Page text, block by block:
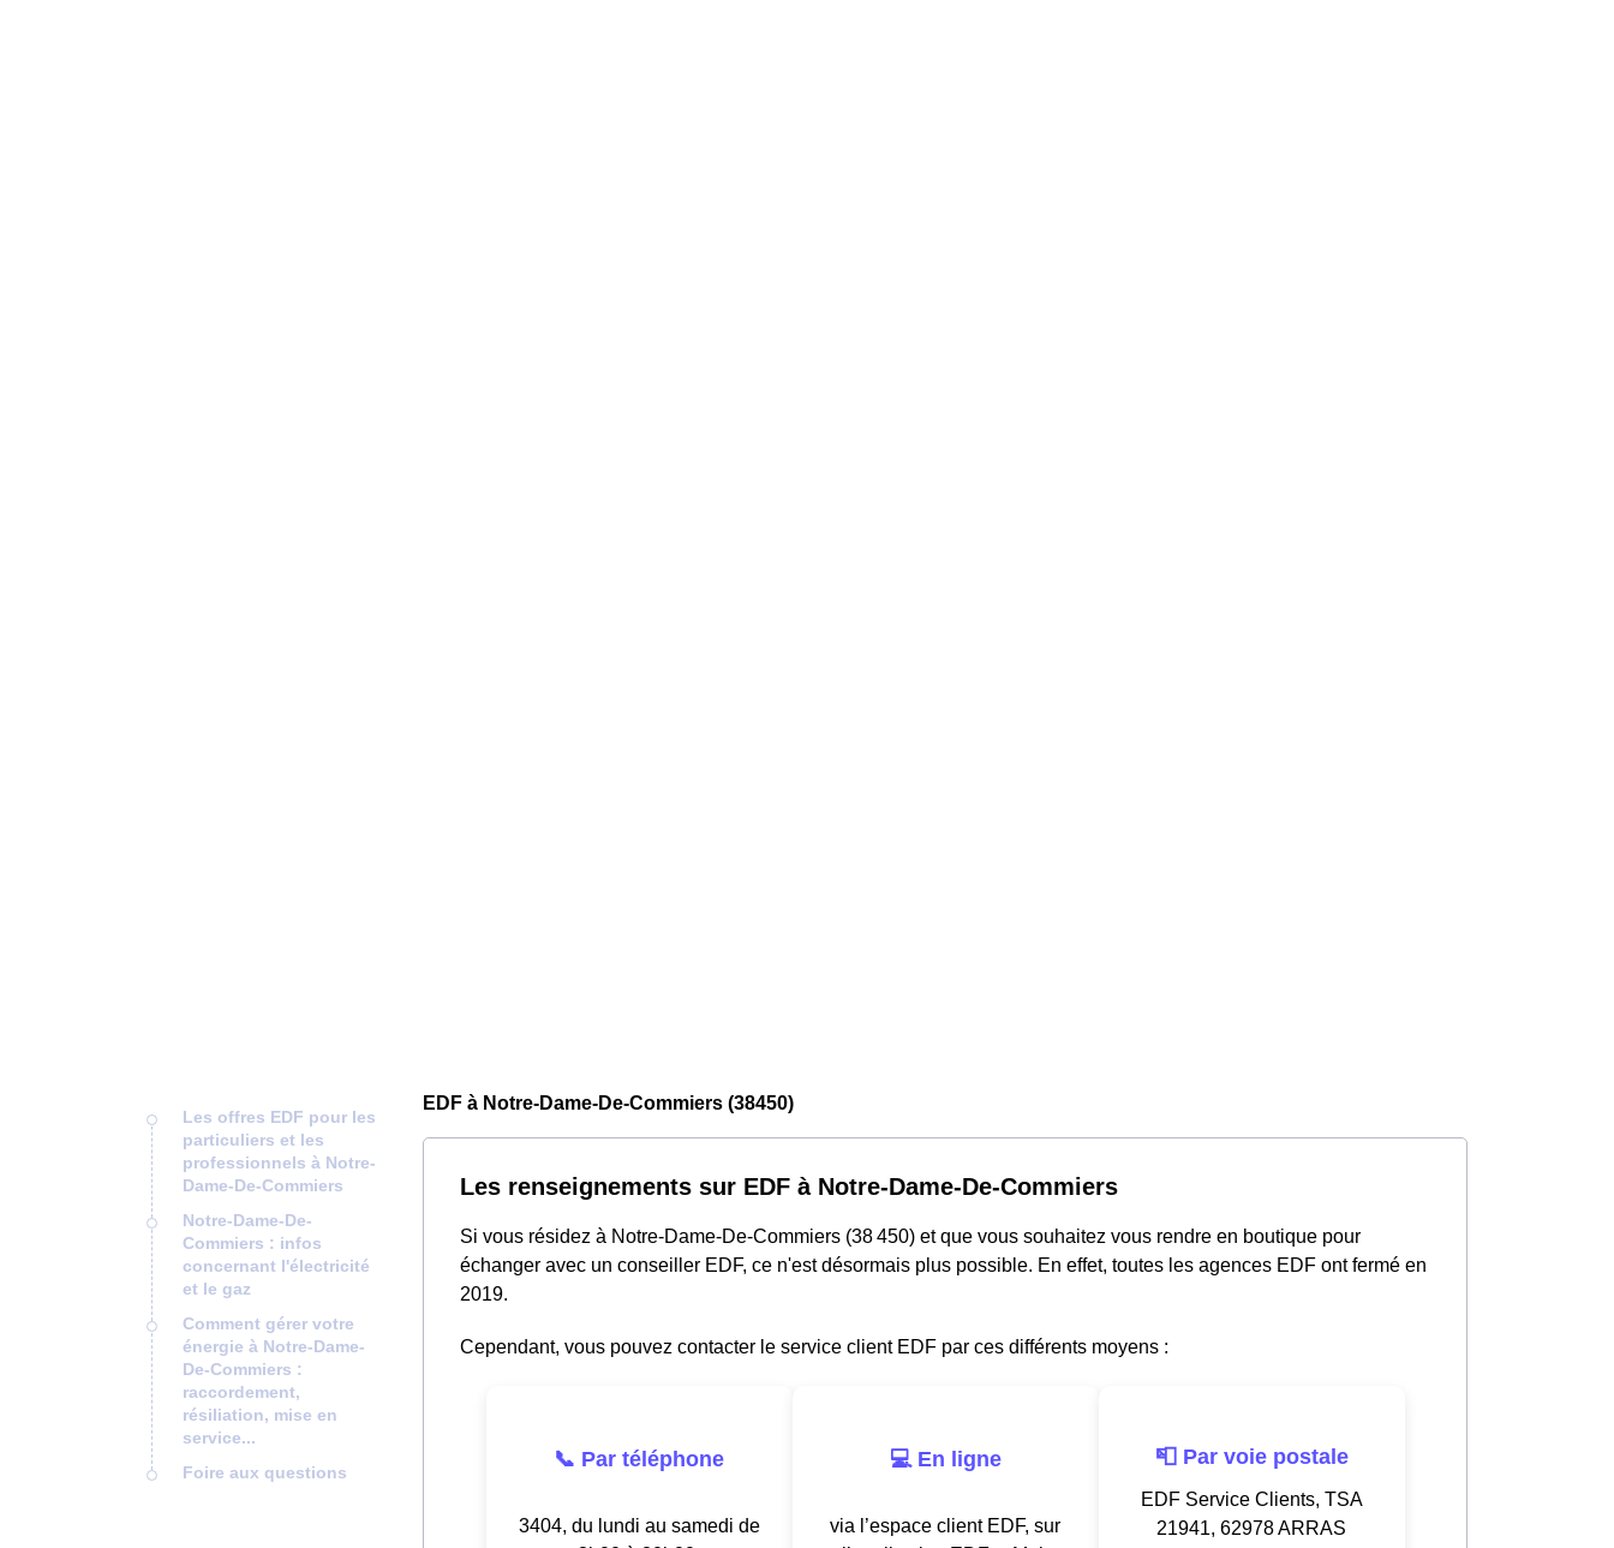
Les offres EDF pour les
particuliers et les
professionnels à Notre-
Dame-De-Commiers
Notre-Dame-De-
Commiers : infos
concernant l'électricité
et le gaz
Comment gérer votre
énergie à Notre-Dame-
De-Commiers :
raccordement,
résiliation, mise en
service...
Foire aux questions
EDF à Notre-Dame-De-Commiers (38450)
Les renseignements sur EDF à Notre-Dame-De-Commiers
Si vous résidez à Notre-Dame-De-Commiers (38 450) et que vous souhaitez vous rendre en boutique pour
échanger avec un conseiller EDF, ce n'est désormais plus possible. En effet, toutes les agences EDF ont fermé en
2019.
Cependant, vous pouvez contacter le service client EDF par ces différents moyens :
📞 Par téléphone
3404, du lundi au samedi de
💻 En ligne
via l’espace client EDF, sur
📮 Par voie postale
EDF Service Clients, TSA
21941, 62978 ARRAS